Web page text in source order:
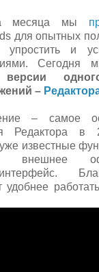
месяца мы
для опытных
и
версии
–
– самое
Редактора
известные
внешнее
удобнее